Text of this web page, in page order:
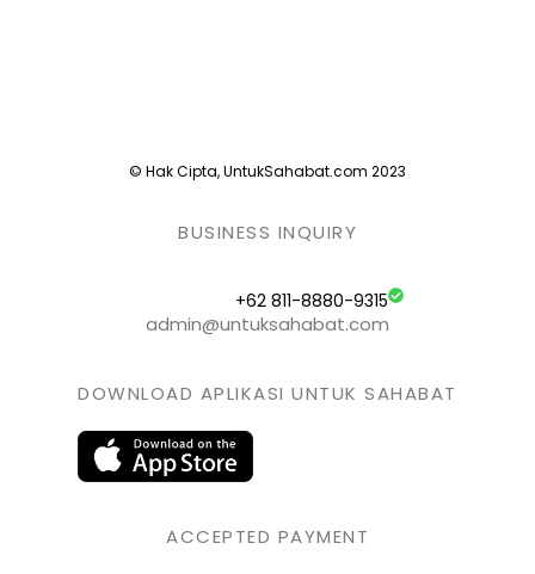
© Hak Cipta, UntukSahabat.com 2023
BUSINESS INQUIRY
+62 811-8880-9315
admin@untuksahabat.com
DOWNLOAD APLIKASI UNTUK SAHABAT
ACCEPTED PAYMENT